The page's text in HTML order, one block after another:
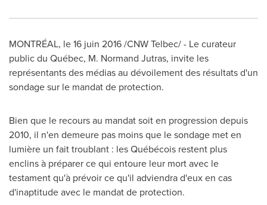
MONTRÉAL, le 16 juin 2016 /CNW Telbec/ - Le curateur
public du Québec, M. Normand Jutras, invite les
représentants des médias au dévoilement des résultats d'un
sondage sur le mandat de protection.
Bien que le recours au mandat soit en progression depuis
2010, il n'en demeure pas moins que le sondage met en
lumière un fait troublant : les Québécois restent plus
enclins à préparer ce qui entoure leur mort avec le
testament qu'à prévoir ce qu'il adviendra d'eux en cas
d'inaptitude avec le mandat de protection.